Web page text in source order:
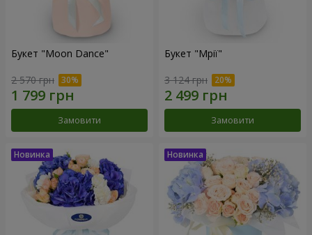
Букет "Moon Dance"
2 570 грн
Замовити
Букет "Мрії"
3 124 грн
Замовити